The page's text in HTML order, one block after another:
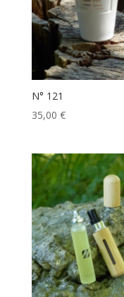
N° 121
35,00 €